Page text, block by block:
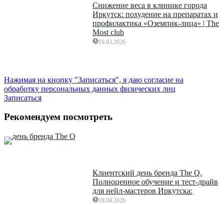
Снижение веса в клинике города
Иркутск: похудение на препаратах и
профилактика «Оземпик-лица» | The
Most club
19.03.2026
Нажимая на кнопку "Записаться", я даю согласие на
обработку персональных данных физических лиц
Записаться
Рекомендуем посмотреть
Клиентский день бренда The Q.
Полноценное обучение и тест-драйв
для нейл-мастеров Иркутска:
18.04.2026